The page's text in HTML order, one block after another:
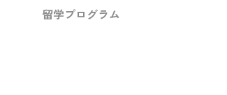
留学プログラム